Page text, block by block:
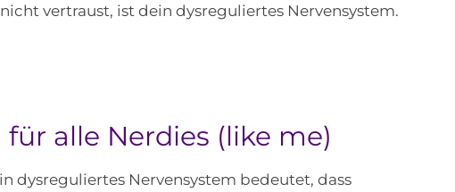
vertraust, ist dein dysreguliertes Nervensystem.
für alle Nerdies (like me)
dysreguliertes Nervensystem bedeutet, dass